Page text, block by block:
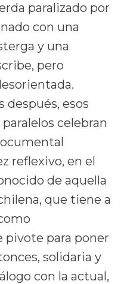
paralizado por
con una
y una
pero
después, esos
celebran
reflexivo, en el
de aquella
que tiene a
pivote para poner
solidaria y
con la actual,